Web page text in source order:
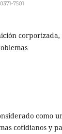
7501
como
cotidianos y